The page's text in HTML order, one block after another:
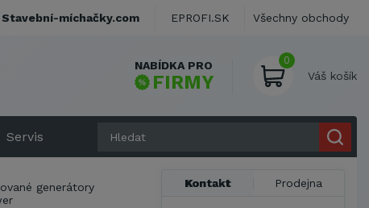
NABÍDKA PRO
FIRMY
0
Váš košík
Servis
generátory
Kontakt Prodejna
Stavební-míchačky.com EPROFI.SK Všechny obchody